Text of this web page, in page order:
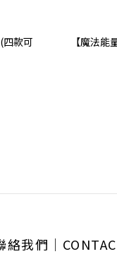
四款可
【魔法
絡我們